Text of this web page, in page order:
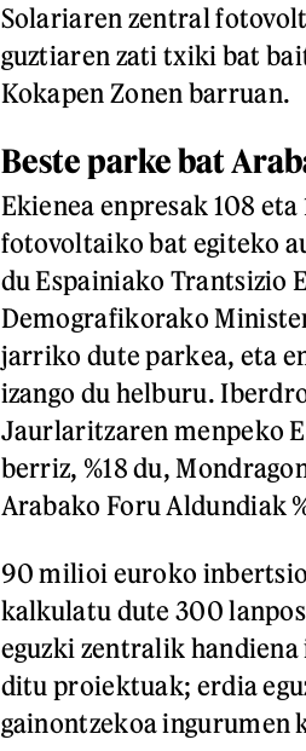
Solariaren zentral
guztiaren zati txiki bat
Kokapen Zonen barruan.
Beste parke bat
Ekienea enpresak 108
fotovoltaiko bat egiteko
du Espainiako Trantsizio
Demografikorako
jarriko dute parkea, eta
izango du helburu.
Jaurlaritzaren menpeko
berriz, %18 du,
Arabako Foru Aldundiak
90 milioi euroko
kalkulatu dute 300
eguzki zentralik
ditu proiektuak; erdia
gainontzekoa ingurumen